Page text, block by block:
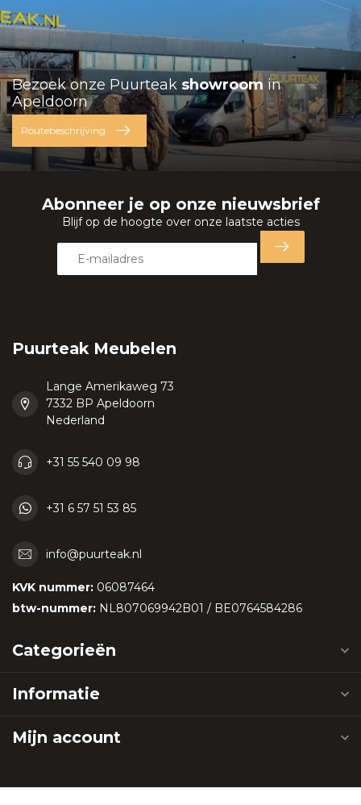
Bezoek onze Puurteak showroom in
Apeldoorn
Routebeschrijving
Abonneer je op onze nieuwsbrief
Blijf op de hoogte over onze laatste acties
Puurteak Meubelen
Lange Amerikaweg 73
7332 BP Apeldoorn
Nederland
+31 55 540 09 98
+31 6 57 51 53 85
info@puurteak.nl
KVK nummer: 06087464
btw-nummer: NL807069942B01 / BE0764584286
Categorieën
Informatie
Mijn account